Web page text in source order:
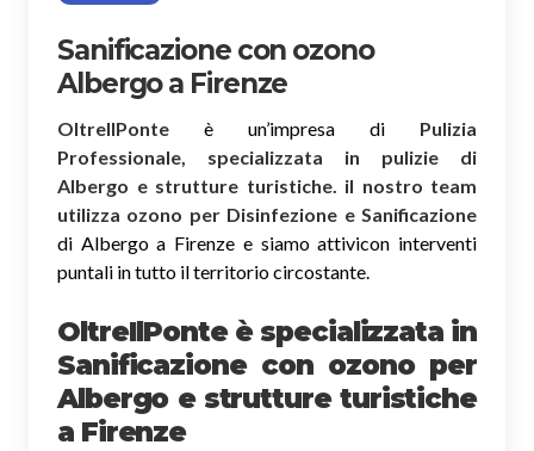
Sanificazione con ozono
Albergo a Firenze
OltreIlPonte è un’impresa di Pulizia
Professionale, specializzata in pulizie di
Albergo e strutture turistiche. il nostro team
utilizza ozono per Disinfezione e Sanificazione
di Albergo a Firenze e siamo attivicon interventi
puntali in tutto il territorio circostante.
OltreIlPonte è specializzata in
Sanificazione con ozono per
Albergo e strutture turistiche
a Firenze